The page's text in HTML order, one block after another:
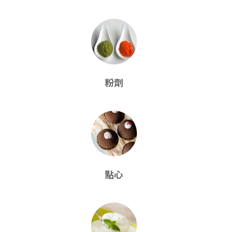
粉劑
點心